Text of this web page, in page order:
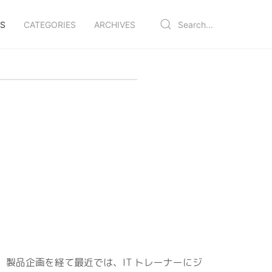
CATEGORIES ARCHIVES
品企画を経て最近では、IT トレーナーにジ